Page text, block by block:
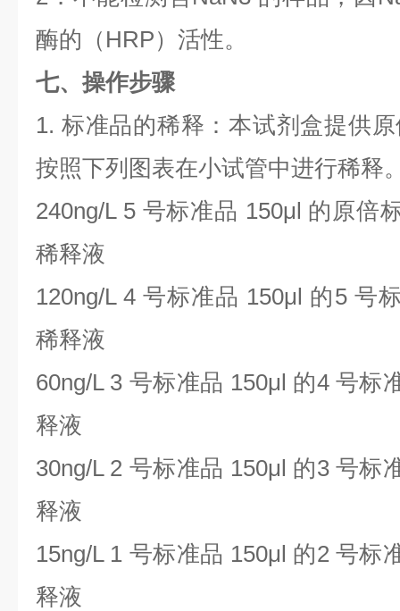
酶的（ HRP）活性。
七、操作步骤
1. 标准品的稀释：本试剂盒提供
按照下列图表在小试管中进行稀释
240ng/L 5 号标准品 150μl 的原倍
稀释液
120ng/L 4号标准品 150μl 的5 号
稀释液
60ng/L 3 号标准品 150μl 的4号标
释液
30ng/L 2 号标准品 150μl 的3号标
释液
15ng/L 1 号标准品 150μl 的2号标
释液